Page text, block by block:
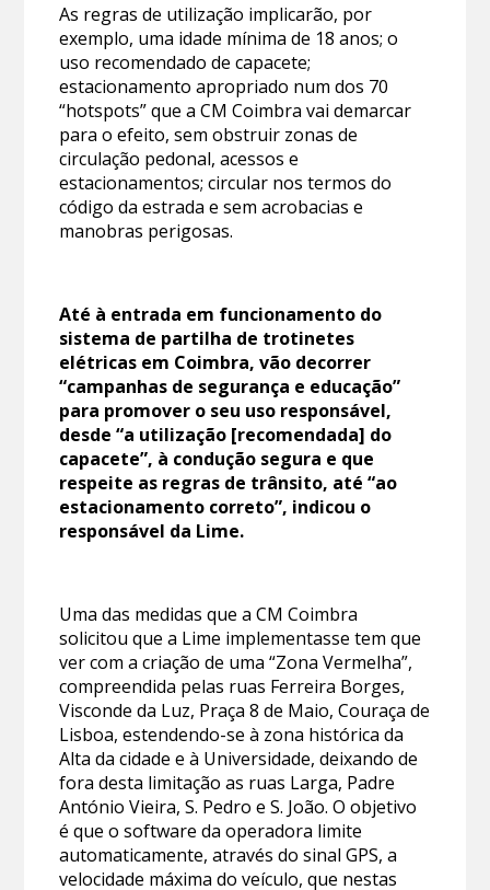
As regras de utilização implicarão, por
exemplo, uma idade mínima de 18 anos; o
uso recomendado de capacete;
estacionamento apropriado num dos 70
“hotspots” que a CM Coimbra vai demarcar
para o efeito, sem obstruir zonas de
circulação pedonal, acessos e
estacionamentos; circular nos termos do
código da estrada e sem acrobacias e
manobras perigosas.
Até à entrada em funcionamento do
sistema de partilha de trotinetes
elétricas em Coimbra, vão decorrer
“campanhas de segurança e educação”
para promover o seu uso responsável,
desde “a utilização [recomendada] do
capacete”, à condução segura e que
respeite as regras de trânsito, até “ao
estacionamento correto”, indicou o
responsável da Lime.
Uma das medidas que a CM Coimbra
solicitou que a Lime implementasse tem que
ver com a criação de uma “Zona Vermelha”,
compreendida pelas ruas Ferreira Borges,
Visconde da Luz, Praça 8 de Maio, Couraça de
Lisboa, estendendo-se à zona histórica da
Alta da cidade e à Universidade, deixando de
fora desta limitação as ruas Larga, Padre
António Vieira, S. Pedro e S. João. O objetivo
é que o software da operadora limite
automaticamente, através do sinal GPS, a
velocidade máxima do veículo, que nestas